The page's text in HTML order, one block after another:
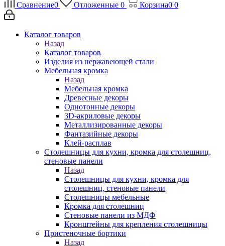
Сравнение0 Отложенные 0 Корзина0 0
Каталог товаров
Назад
Каталог товаров
Изделия из нержавеющей стали
Мебельная кромка
Назад
Мебельная кромка
Древесные декоры
Однотонные декоры
3D-акриловые декоры
Металлизированные декоры
Фантазийные декоры
Клей-расплав
Столешницы для кухни, кромка для столешниц,
стеновые панели
Назад
Столешницы для кухни, кромка для
столешниц, стеновые панели
Столешницы мебельные
Кромка для столешниц
Стеновые панели из МДФ
Кронштейны для крепления столешницы
Пристеночные бортики
Назад